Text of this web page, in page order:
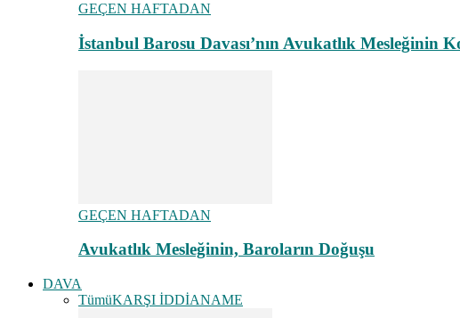
GEÇEN HAFTADAN
İstanbul Barosu Davası’nın Avukatlık Mesleğinin
GEÇEN HAFTADAN
Avukatlık Mesleğinin, Baroların Doğuşu
DAVA
TümüKARŞI İDDİANAME